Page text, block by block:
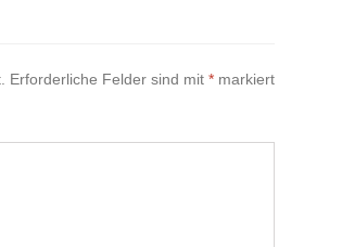
Erforderliche Felder sind mit * markiert